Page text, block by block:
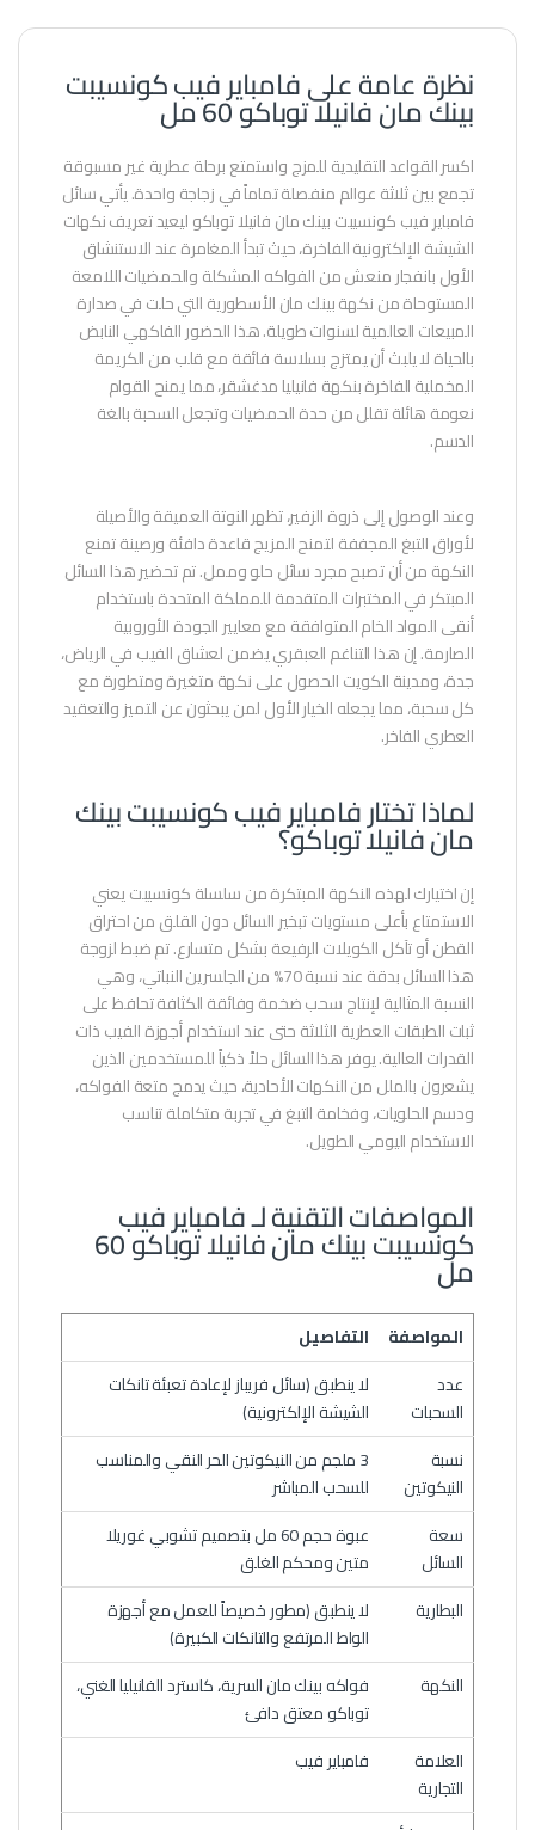
نظرة عامة على فامباير فيب كونسيبت
بينك مان فانيلا توباكو 60 مل
اكسر القواعد التقليدية للمزج واستمتع برحلة عطرية غير مسبوقة
تجمع بين ثلاثة عوالم منفصلة تماماً في زجاجة واحدة. يأتي سائل
فامباير فيب كونسيبت بينك مان فانيلا توباكو ليعيد تعريف نكهات
الشيشة الإلكترونية الفاخرة، حيث تبدأ المغامرة عند الاستنشاق
الأول بانفجار منعش من الفواكه المشكلة والحمضيات اللامعة
المستوحاة من نكهة بينك مان الأسطورية التي حلت في صدارة
المبيعات العالمية لسنوات طويلة. هذا الحضور الفاكهي النابض
بالحياة لا يلبث أن يمتزج بسلاسة فائقة مع قلب من الكريمة
المخملية الفاخرة بنكهة فانيليا مدغشقر، مما يمنح القوام
نعومة هائلة تقلل من حدة الحمضيات وتجعل السحبة بالغة
الدسم.
وعند الوصول إلى ذروة الزفير، تظهر النوتة العميقة والأصيلة
لأوراق التبغ المجففة لتمنح المزيج قاعدة دافئة ورصينة تمنع
النكهة من أن تصبح مجرد سائل حلو وممل. تم تحضير هذا السائل
المبتكر في المختبرات المتقدمة للمملكة المتحدة باستخدام
أنقى المواد الخام المتوافقة مع معايير الجودة الأوروبية
الصارمة. إن هذا التناغم العبقري يضمن لعشاق الفيب في الرياض،
جدة، ومدينة الكويت الحصول على نكهة متغيرة ومتطورة مع
كل سحبة، مما يجعله الخيار الأول لمن يبحثون عن التميز والتعقيد
العطري الفاخر.
لماذا تختار فامباير فيب كونسيبت بينك
مان فانيلا توباكو؟
إن اختيارك لهذه النكهة المبتكرة من سلسلة كونسيبت يعني
الاستمتاع بأعلى مستويات تبخير السائل دون القلق من احتراق
القطن أو تآكل الكويلات الرفيعة بشكل متسارع. تم ضبط لزوجة
هذا السائل بدقة عند نسبة 70% من الجلسرين النباتي، وهي
النسبة المثالية لإنتاج سحب ضخمة وفائقة الكثافة تحافظ على
ثبات الطبقات العطرية الثلاثة حتى عند استخدام أجهزة الفيب ذات
القدرات العالية. يوفر هذا السائل حلاً ذكياً للمستخدمين الذين
يشعرون بالملل من النكهات الأحادية، حيث يدمج متعة الفواكه،
ودسم الحلويات، وفخامة التبغ في تجربة متكاملة تناسب
الاستخدام اليومي الطويل.
المواصفات التقنية لـ فامباير فيب
كونسيبت بينك مان فانيلا توباكو 60
مل
المواصفة
التفاصيل
عدد
السحبات
لا ينطبق (سائل فريباز لإعادة تعبئة تانكات
الشيشة الإلكترونية)
نسبة
النيكوتين
3 ملجم من النيكوتين الحر النقي والمناسب
للسحب المباشر
سعة
السائل
عبوة حجم 60 مل بتصميم تشوبي غوريلا
متين ومحكم الغلق
البطارية
لا ينطبق (مطور خصيصاً للعمل مع أجهزة
الواط المرتفع والتانكات الكبيرة)
النكهة
فواكه بينك مان السرية، كاسترد الفانيليا الغني،
توباكو معتق دافئ
العلامة
التجارية
فامباير فيب